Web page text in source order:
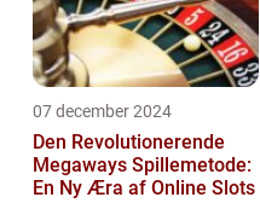
07 december 2024
Den Revolutionerende
Megaways Spillemetode:
En Ny Æra af Online Slots